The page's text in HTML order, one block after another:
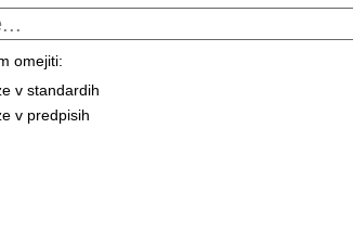
omejiti:
v standardih
v predpisih